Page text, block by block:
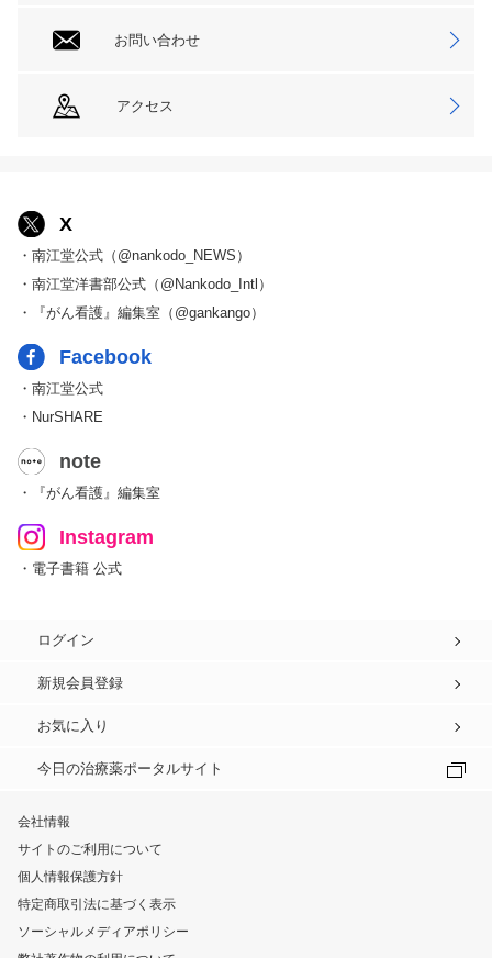
お問い合わせ
アクセス
X
・南江堂公式（@nankodo_NEWS）
・南江堂洋書部公式（@Nankodo_Intl）
・『がん看護』編集室（@gankango）
Facebook
・南江堂公式
・NurSHARE
note
・『がん看護』編集室
Instagram
・電子書籍 公式
ログイン
新規会員登録
お気に入り
今日の治療薬ポータルサイト
会社情報
サイトのご利用について
個人情報保護方針
特定商取引法に基づく表示
ソーシャルメディアポリシー